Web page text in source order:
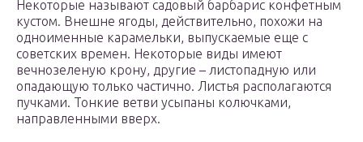
Некоторые называют садовый барбарис конфетным
кустом. Внешне ягоды, действительно, похожи на
одноименные карамельки, выпускаемые еще с
советских времен. Некоторые виды имеют
вечнозеленую крону, другие – листопадную или
опадающую только частично. Листья располагаются
пучками. Тонкие ветви усыпаны колючками,
направленными вверх.